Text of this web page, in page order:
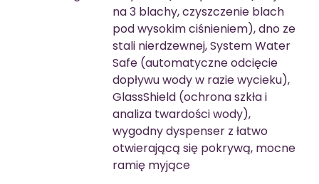
na 3 blachy, czyszczenie blach
pod wysokim ciśnieniem), dno ze
stali nierdzewnej, System Water
Safe (automatyczne odcięcie
dopływu wody w razie wycieku),
GlassShield (ochrona szkła i
analiza twardości wody),
wygodny dyspenser z łatwo
otwierającą się pokrywą, mocne
ramię myjące